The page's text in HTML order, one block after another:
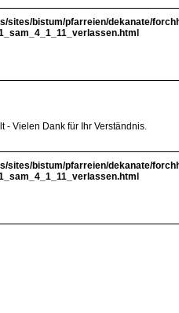
sites/bistum/pfarreien/dekanate/
- Vielen Dank für Ihr Verständnis.
sites/bistum/pfarreien/dekanate/